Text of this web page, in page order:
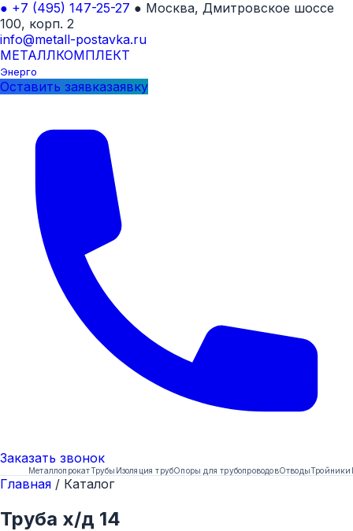
● +7 (495) 147-25-27 ● Москва, Дмитровское шоссе
100, корп. 2
info@metall-postavka.ru
МЕТАЛЛКОМПЛЕКТ
Энерго
Оставить заявказаявку
Заказать звонок
МеталлопрокатТрубы Изоляция трубОпоры для трубопроводовОтводыТройники
Главная / Каталог
Труба х/д 14